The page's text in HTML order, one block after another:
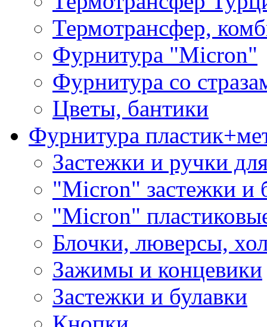
Термотрансфер,
Фурнитура "Micron"
Фурнитура со
Цветы, бантики
Фурнитура
Застежки и ручки
"Micron" застежки и
"Micron"
Блочки, люверсы,
Зажимы и концевики
Застежки и булавки